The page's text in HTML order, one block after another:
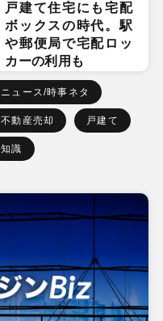
戸建て住宅にも宅配
ボックスの時代。駅
や郵便局で宅配ロッ
カーの利用も
ニュース/時事ネタ
不動産売却 戸建て
知識